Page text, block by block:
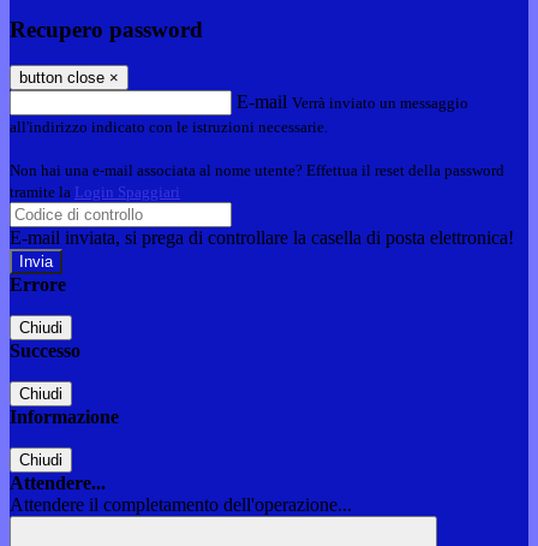
Recupero password
button close ×
E-mail Verrà inviato un messaggio
all'indirizzo indicato con le istruzioni necessarie.
Non hai una e-mail associata al nome utente? Effettua il reset della password
tramite la Login Spaggiari
E-mail inviata, si prega di controllare la casella di posta elettronica!
Errore
Chiudi
Successo
Chiudi
Informazione
Chiudi
Attendere...
Attendere il completamento dell'operazione...